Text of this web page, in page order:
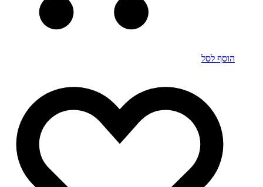
הוסף לסל